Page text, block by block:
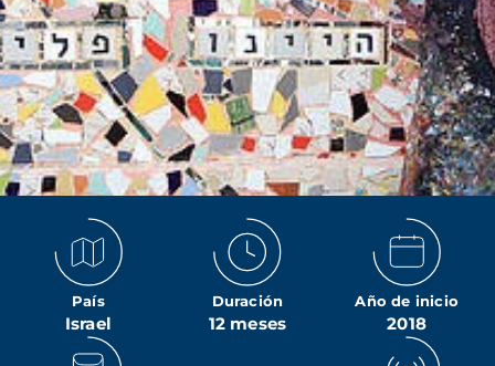
País
Israel
Duración
12 meses
Año de inicio
2018